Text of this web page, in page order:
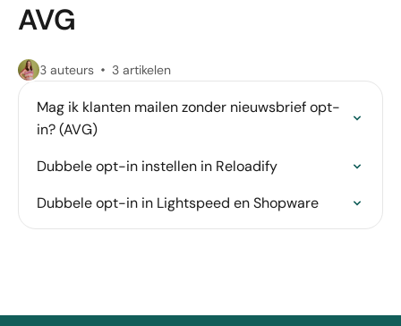
AVG
3 auteurs 3 artikelen
Mag ik klanten mailen zonder nieuwsbrief opt-
in? (AVG)
Dubbele opt-in instellen in Reloadify
Dubbele opt-in in Lightspeed en Shopware